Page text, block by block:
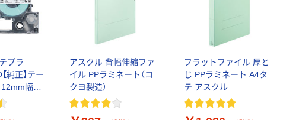
プラ
純正】テー
幅
アスクル 背幅伸縮ファ
イル PPラミネート（コ
クヨ製造）
フラットファイル 厚と
じ PPラミネート A4タ
テ アスクル